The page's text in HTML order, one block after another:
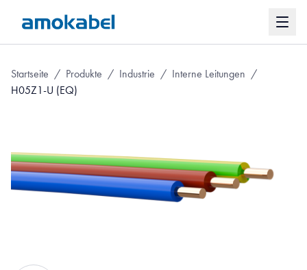
Startseite / Produkte / Industrie / Interne Leitungen /
H05Z1-U (EQ)